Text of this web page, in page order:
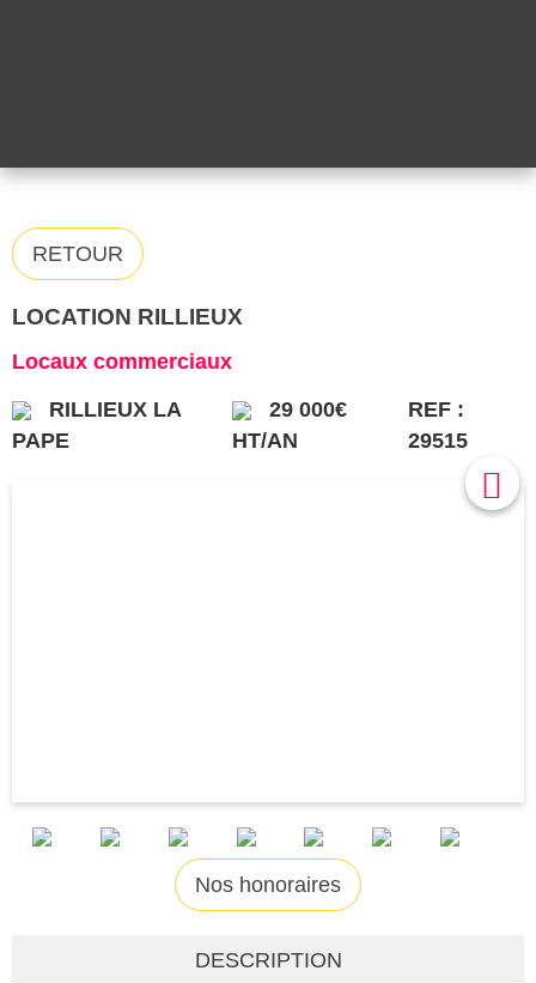
RETOUR
LOCATION RILLIEUX
Locaux commerciaux
RILLIEUX LA
PAPE
29 000€
HT/AN
REF :
29515
Nos honoraires
DESCRIPTION